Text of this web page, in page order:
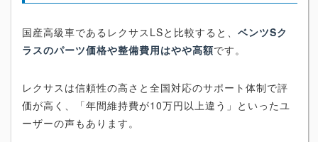
国産高級車であるレクサスLSと比較すると、 ベンツSク
ラスのパーツ価格や整備費用はやや高額です。
レクサスは信頼性の高さと全国対応のサポート体制で評
価が高く、「年間維持費が10万円以上違う」といったユ
ーザーの声もあります。